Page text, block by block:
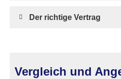
Der richtige Vertrag
Vergleich und